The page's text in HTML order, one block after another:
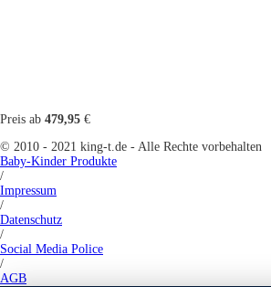
Preis ab 479,95 €
© 2010 - 2021 king-t.de - Alle Rechte vorbehalten
Baby-Kinder Produkte
/
Impressum
/
Datenschutz
/
Social Media Police
/
AGB